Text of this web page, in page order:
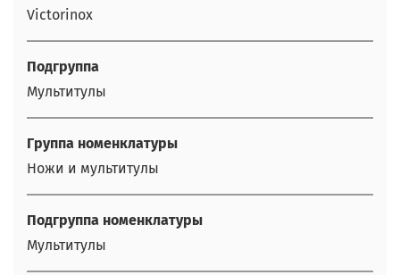
Victorinox
Подгруппа
Мультитулы
Группа номенклатуры
Ножи и мультитулы
Подгруппа номенклатуры
Мультитулы